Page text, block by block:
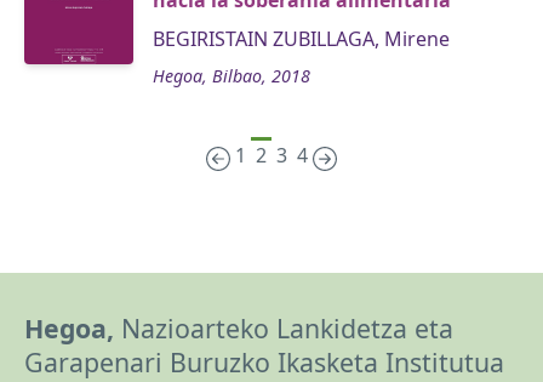
BEGIRISTAIN ZUBILLAGA, Mirene
Hegoa, Bilbao, 2018
1 2 3 4
Hegoa, Nazioarteko Lankidetza eta
Garapenari Buruzko Ikasketa Institutua